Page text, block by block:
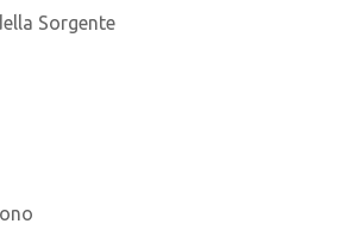
Sorgente